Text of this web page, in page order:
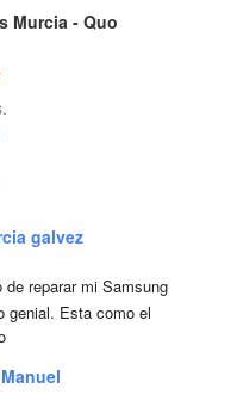
Murcia - Quo
galvez
de reparar mi Samsung
genial. Esta como el